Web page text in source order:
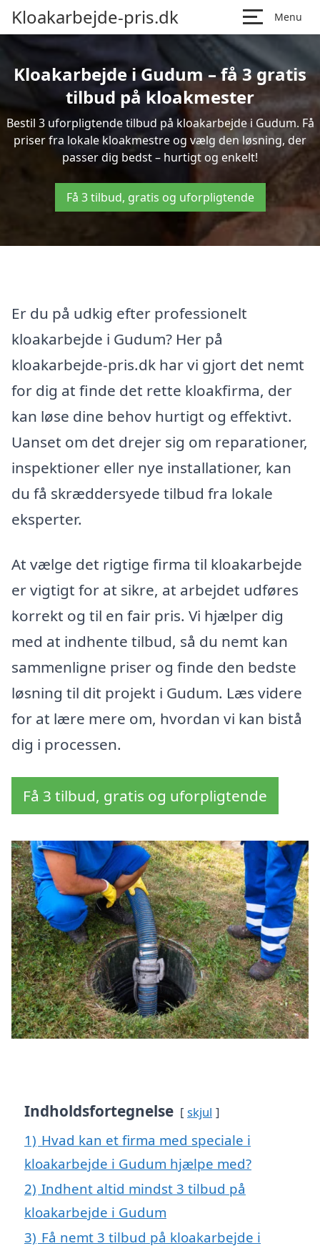
Kloakarbejde-pris.dk Menu
Kloakarbejde i Gudum – få 3 gratis
tilbud på kloakmester
Bestil 3 uforpligtende tilbud på kloakarbejde i Gudum. Få
priser fra lokale kloakmestre og vælg den løsning, der
passer dig bedst – hurtigt og enkelt!
Få 3 tilbud, gratis og uforpligtende
Er du på udkig efter professionelt
kloakarbejde i Gudum? Her på
kloakarbejde-pris.dk har vi gjort det nemt
for dig at finde det rette kloakfirma, der
kan løse dine behov hurtigt og effektivt.
Uanset om det drejer sig om reparationer,
inspektioner eller nye installationer, kan
du få skræddersyede tilbud fra lokale
eksperter.
At vælge det rigtige firma til kloakarbejde
er vigtigt for at sikre, at arbejdet udføres
korrekt og til en fair pris. Vi hjælper dig
med at indhente tilbud, så du nemt kan
sammenligne priser og finde den bedste
løsning til dit projekt i Gudum. Læs videre
for at lære mere om, hvordan vi kan bistå
dig i processen.
Få 3 tilbud, gratis og uforpligtende
Indholdsfortegnelse skjul
1) Hvad kan et firma med speciale i
kloakarbejde i Gudum hjælpe med?
2) Indhent altid mindst 3 tilbud på
kloakarbejde i Gudum
3) Få nemt 3 tilbud på kloakarbejde i